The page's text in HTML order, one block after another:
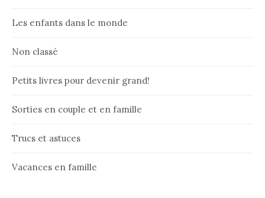
Les enfants dans le monde
Non classé
Petits livres pour devenir grand!
Sorties en couple et en famille
Trucs et astuces
Vacances en famille